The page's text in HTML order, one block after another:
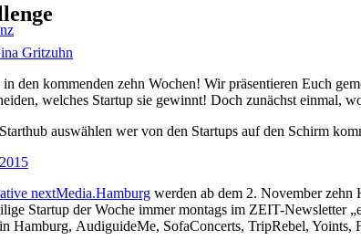
Gritzuhn
den kommenden zehn Wochen! Wir präsentieren Euch
welches Startup sie gewinnt! Doch zunächst einmal,
Starthub auswählen wer von den Startups auf den Schirm
nextMedia.Hamburg werden ab dem 2. November
Startup der Woche immer montags im ZEIT-Newsletter
Hamburg, AudiguideMe, SofaConcerts, TripRebel,